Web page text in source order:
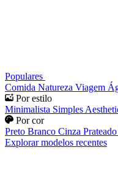
Populares
Comida Natureza Viagem
Por estilo
Minimalista Simples
Por cor
Preto Branco Cinza Prateado
Explorar modelos recentes